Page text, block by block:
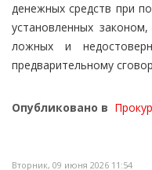
денежных средств при
установленных
ложных и
предварительному
Опубликовано в
Вторник, 09 июня 2026 11:54